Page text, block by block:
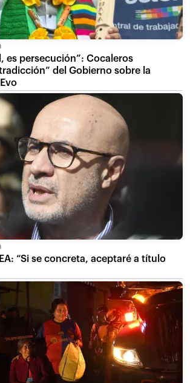
es persecución”: Cocaleros
del Gobierno sobre la
“Si se concreta, aceptaré a título